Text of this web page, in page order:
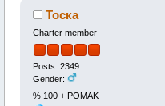
Тоска
Charter member
Posts: 2349
Gender:
% 100 + POMAK